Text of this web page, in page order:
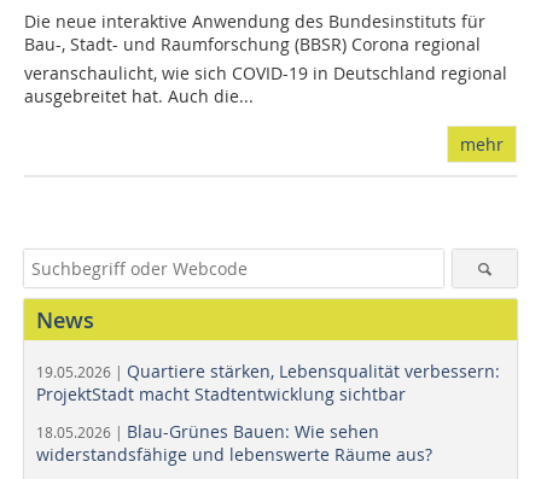
Die neue interaktive Anwendung des Bundesinstituts für
Bau-, Stadt- und Raumforschung (BBSR) Corona regional
veranschaulicht, wie sich COVID-19 in Deutschland regional
ausgebreitet hat. Auch die...
mehr
News
19.05.2026 | Quartiere stärken, Lebensqualität verbessern:
ProjektStadt macht Stadtentwicklung sichtbar
18.05.2026 | Blau-Grünes Bauen: Wie sehen
widerstandsfähige und lebenswerte Räume aus?